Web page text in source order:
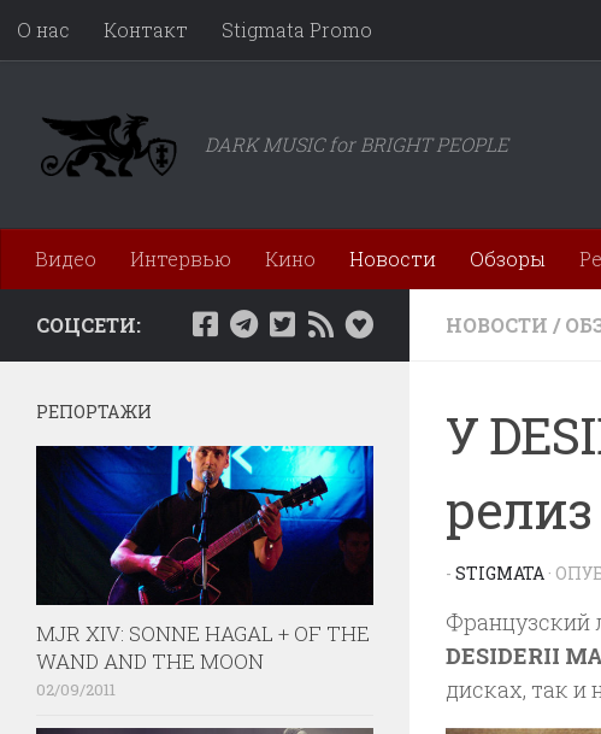
Перейти к содержимому
О нас Контакт Stigmata Promo
DARK MUSIC for BRIGHT PEOPLE
Видео Интервью Кино Новости Обзоры
НОВОСТИ /
У
релиз
- STIGMATA ·
Французский
DESIDERII
дисках, так и
СОЦСЕТИ:
РЕПОРТАЖИ
MJR XIV: SONNE HAGAL + OF THE
WAND AND THE MOON
02/09/2011